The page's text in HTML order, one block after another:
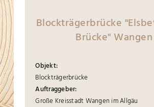
Blockträgerbrücke
Brücke" Wangen
Objekt:
Blockträgerbrücke
Auftraggeber:
Große Kreisstadt Wangen im Allgäu